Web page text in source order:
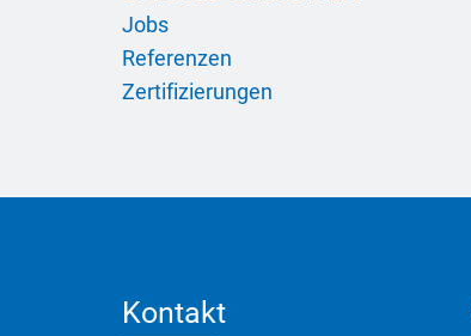
Jobs
Referenzen
Zertifizierungen
Kontakt